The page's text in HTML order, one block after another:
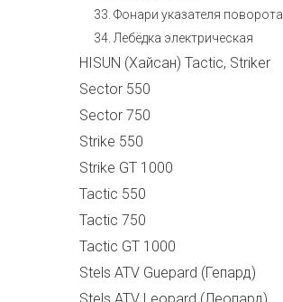
33. Фонари указателя поворота
34. Лебёдка электрическая
HISUN (Хайсан) Tactic, Striker
Sector 550
Sector 750
Strike 550
Strike GT 1000
Tactic 550
Tactic 750
Tactic GT 1000
Stels ATV Guepard (Гепард)